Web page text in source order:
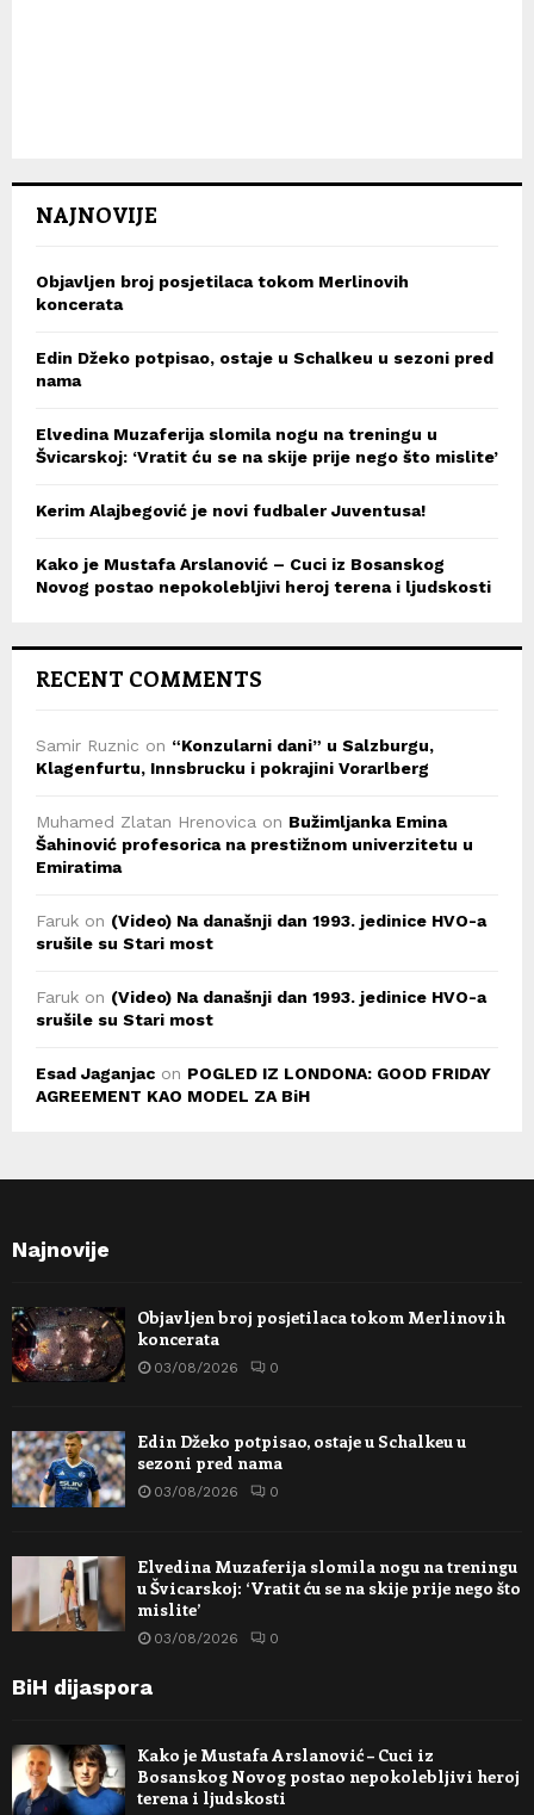
NAJNOVIJE
Objavljen broj posjetilaca tokom Merlinovih
koncerata
Edin Džeko potpisao, ostaje u Schalkeu u sezoni pred
nama
Elvedina Muzaferija slomila nogu na treningu u
Švicarskoj: ‘Vratit ću se na skije prije nego što mislite’
Kerim Alajbegović je novi fudbaler Juventusa!
Kako je Mustafa Arslanović – Cuci iz Bosanskog
Novog postao nepokolebljivi heroj terena i ljudskosti
RECENT COMMENTS
Samir Ruznic on “Konzularni dani” u Salzburgu,
Klagenfurtu, Innsbrucku i pokrajini Vorarlberg
Muhamed Zlatan Hrenovica on Bužimljanka Emina
Šahinović profesorica na prestižnom univerzitetu u
Emiratima
Faruk on (Video) Na današnji dan 1993. jedinice HVO-a
srušile su Stari most
Faruk on (Video) Na današnji dan 1993. jedinice HVO-a
srušile su Stari most
Esad Jaganjac on POGLED IZ LONDONA: GOOD FRIDAY
AGREEMENT KAO MODEL ZA BiH
Najnovije
Objavljen broj posjetilaca tokom Merlinovih
koncerata
03/08/2026 0
Edin Džeko potpisao, ostaje u Schalkeu u
sezoni pred nama
03/08/2026 0
Elvedina Muzaferija slomila nogu na treningu
u Švicarskoj: ‘Vratit ću se na skije prije nego što
mislite’
03/08/2026 0
BiH dijaspora
Kako je Mustafa Arslanović – Cuci iz
Bosanskog Novog postao nepokolebljivi heroj
terena i ljudskosti